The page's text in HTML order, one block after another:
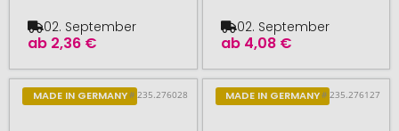
ab 2,36 €
02. September
ab 4,08 €
02. September
MADE IN GERMANY# 235.276028 MADE IN GERMANY# 235.276127